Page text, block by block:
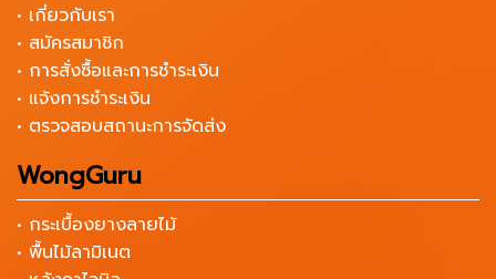
• เกี่ยวกับเรา
• สมัครสมาชิก
• การสั่งซื้อและการชำระเงิน
• แจ้งการชำระเงิน
• ตรวจสอบสถานะการจัดส่ง
WongGuru
• กระเบื้องยางลายไม้
• พื้นไม้ลามิเนต